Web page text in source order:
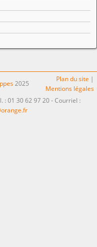
2025
Plan du site |
Mentions légales
: 01 30 62 97 20 - Courriel :